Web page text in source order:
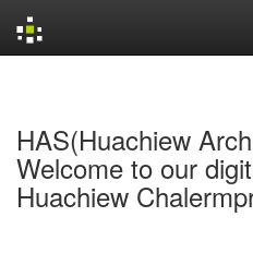
HAS(Huachiew
Welcome to our
Huachiew